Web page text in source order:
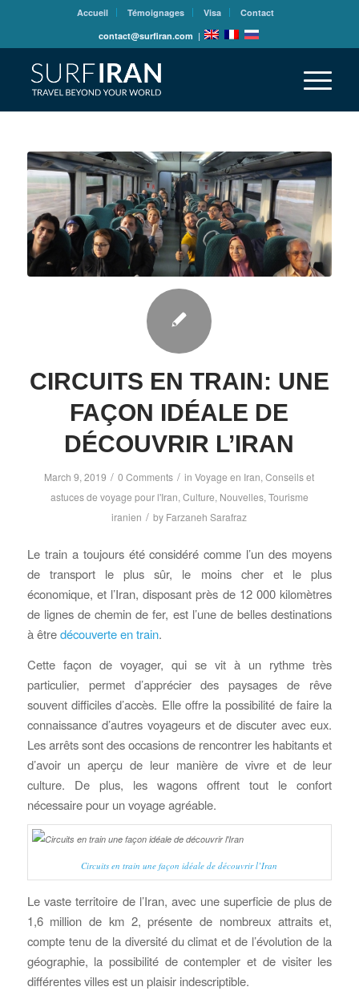
Accueil Témoignages Visa
Contact
contact@surfiran.com |
CIRCUITS EN TRAIN: UNE
FAÇON IDÉALE DE
DÉCOUVRIR L’IRAN
March 9, 2019 / 0 Comments / inVoyage en Iran,Conseils et
astuces de voyage pour l'Iran, Culture, Nouvelles, Tourisme
iranien / by Farzaneh Sarafraz
Le train a toujours été considéré comme l’un des moyens
de transport le plus sûr, le moins cher et le plus
économique, et l’Iran, disposant près de 12 000 kilomètres
de lignes de chemin de fer, est l’une de belles destinations
à êtredécouverte en train.
Cette façon de voyager, qui se vit à un rythme très
particulier, permet d’apprécier des paysages de rêve
souvent difficiles d’accès. Elle offre la possibilité de faire la
connaissance d’autres voyageurs et de discuter avec eux.
Les arrêts sont des occasions de rencontrer les habitants et
d’avoir un aperçu de leur manière de vivre et de leur
culture. De plus, les wagons offrent tout le confort
nécessaire pour un voyage agréable.
Circuits en train une façon idéale de découvrir l’Iran
Le vaste territoire de l’Iran, avec une superficie de plus de
1,6 million de km 2, présente de nombreux attraits et,
compte tenu de la diversité du climat et de l’évolution de la
géographie, la possibilité de contempler et de visiter les
différentes villes est un plaisir indescriptible.